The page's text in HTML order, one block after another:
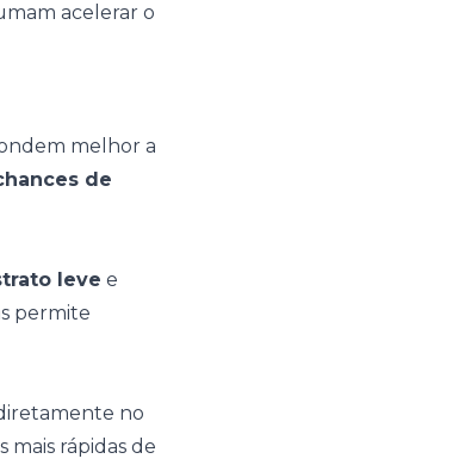
acelerar o
melhor a
de
leve e
permite
no
rápidas de